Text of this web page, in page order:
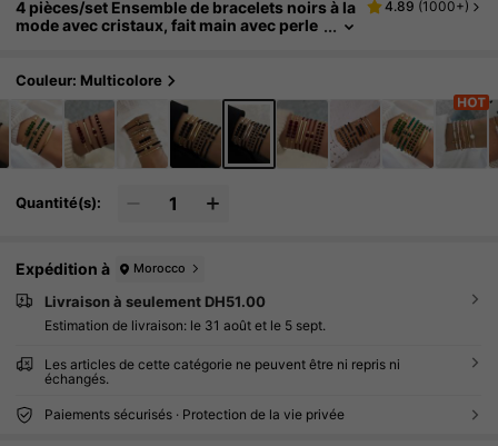
4 pièces/set Ensemble de bracelets noirs à la
mode avec cristaux, fait main avec perle
4.89 (1000+)
Couleur: Multicolore
Quantité(s):
Expédition à Morocco
Livraison à seulement DH51.00
Estimation de livraison: le 31 août et le 5 sept.
Les articles de cette catégorie ne peuvent être ni repris ni
échangés.
Paiements sécurisés · Protection de la vie privée